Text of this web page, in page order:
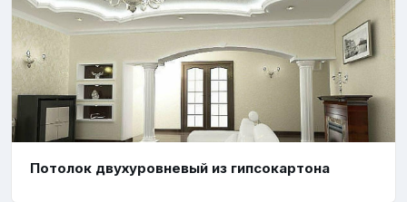
Потолок двухуровневый из гипсокартона